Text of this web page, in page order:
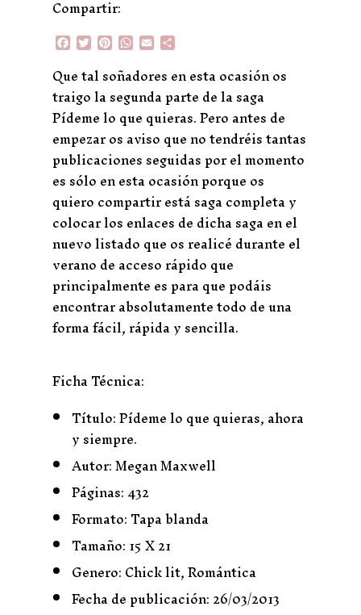
Compartir:
F
a
c
e
b
o
o
k
T
w
i
tt
e
r
P
n
t
e
re
s
t
W
h
a
t
s
A
p
p
E
m
a
il
m
p
a
r
t
ir
Que tal soñadores en esta ocasión os
traigo la segunda parte de la saga
Pídeme lo que quieras. Pero antes de
empezar os aviso que no tendréis tantas
publicaciones seguidas por el momento
es sólo en esta ocasión porque os
quiero compartir está saga completa y
colocar los enlaces de dicha saga en el
nuevo listado que os realicé durante el
verano de acceso rápido que
principalmente es para que podáis
encontrar absolutamente todo de una
forma fácil, rápida y sencilla.
Ficha Técnica:
Título: Pídeme lo que quieras, ahora
y siempre.
Autor: Megan Maxwell
Páginas: 432
Formato: Tapa blanda
Tamaño: 15 X 21
Genero: Chick lit, Romántica
Fecha de publicación: 26/03/2013